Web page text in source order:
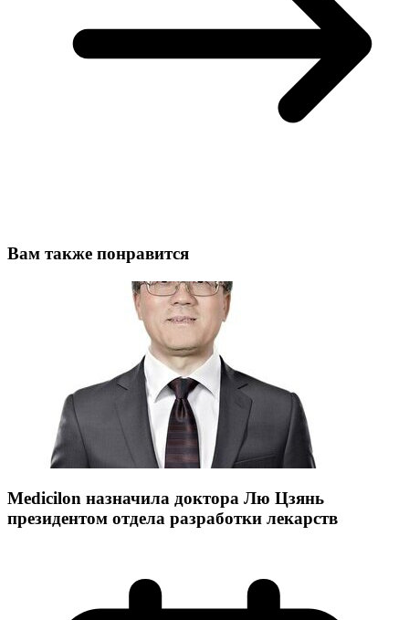
Вам также понравится
Medicilon назначила доктора Лю Цзянь
президентом отдела разработки лекарств